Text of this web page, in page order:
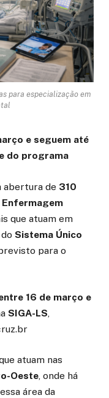
para especialização em
e seguem até
do programa
abertura de 310
Enfermagem
que atuam em
Sistema Único
para o
16 de março e
SIGA-LS
atuam nas
Oeste, onde há
área da